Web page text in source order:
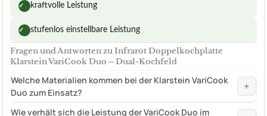
✓ kraftvolle Leistung
✓ stufenlos einstellbare Leistung
Fragen und Antworten zu Infrarot Doppelkochplatte
Klarstein VariCook Duo – Dual-Kochfeld
Welche Materialien kommen bei der Klarstein VariCook
Duo zum Einsatz?
+
Wie verhält sich die Leistung der VariCook Duo im